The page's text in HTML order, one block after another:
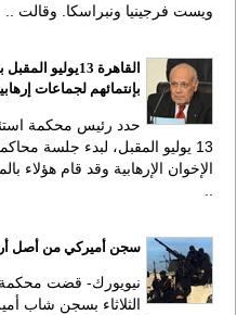
ويست فرجينيا ونبراسكا. وقالت ..
بإنتمائهم لجماعات
حدد رئيس محكمة
الإخوان الإرهابية وقد قام هؤلاء
سجن أميركي من أصل أردني 15 عاما لمحاولته
نيويورك- قضت